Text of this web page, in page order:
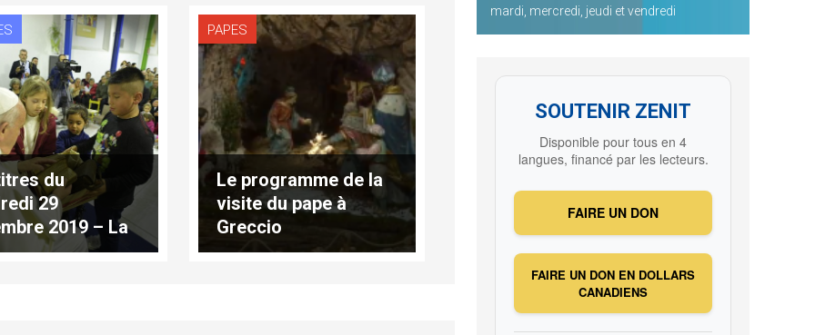
du
29
2019 – La
l'amour
PAPES
Le programme de la
visite du pape à
Greccio
mardi, mercredi, jeudi et vendredi
SOUTENIR ZENIT
Disponible pour tous en 4
langues, financé par les lecteurs.
FAIRE UN DON
FAIRE UN DON EN DOLLARS
CANADIENS